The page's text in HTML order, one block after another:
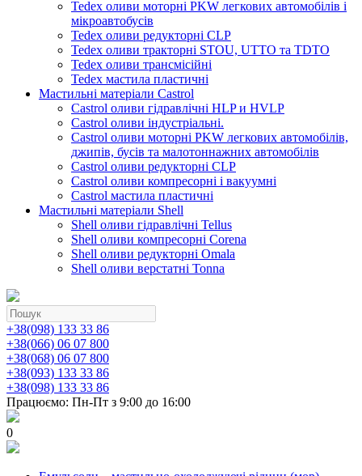
Tedex оливи моторні PKW легкових автомобілів і
мікроавтобусів
Tedex оливи редукторні CLP
Tedex оливи тракторні STOU, UTTO та TDTO
Tedex оливи трансмісійні
Tedex мастила пластичні
Мастильні матеріали Castrol
Castrol оливи гідравлічні HLP и HVLP
Castrol оливи індустріальні.
Castrol оливи моторні PKW легкових автомобілів,
джипів, бусів та малотоннажних автомобілів
Castrol оливи редукторні CLP
Castrol оливи компресорні і вакуумні
Castrol мастила пластичні
Мастильні матеріали Shell
Shell оливи гідравлічні Tellus
Shell оливи компресорні Corena
Shell оливи редукторні Omala
Shell оливи верстатні Tonna
+38(098) 133 33 86
+38(066) 06 07 800
+38(068) 06 07 800
+38(093) 133 33 86
+38(098) 133 33 86
Працюємо: Пн-Пт з 9:00 до 16:00
0